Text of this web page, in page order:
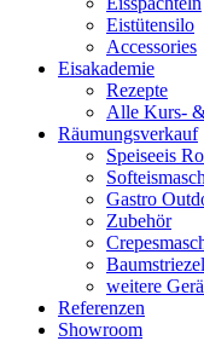
Eistütensilo
Accessories
Eisakademie
Rezepte
Alle Kurs-
Räumungsverkauf
Speiseeis
Gastro
Zubehör
weitere
Referenzen
Showroom